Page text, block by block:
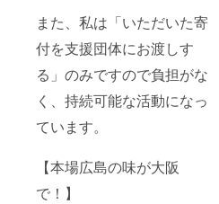
また、私は「いただいた寄
付を支援団体にお渡しす
る」のみですので負担がな
く、持続可能な活動になっ
ています。
【本場広島の味が大阪
で！】